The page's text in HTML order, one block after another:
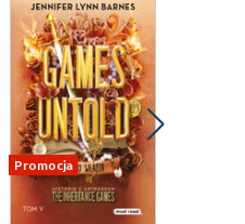
Promocja